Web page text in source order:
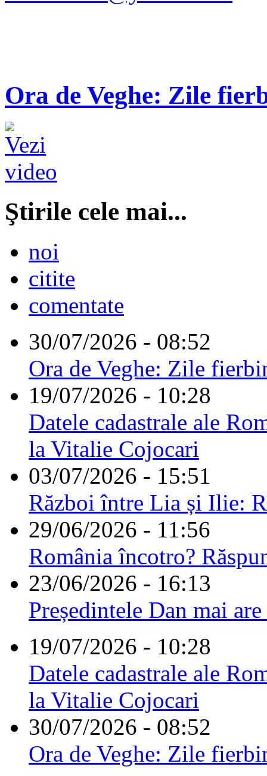
Ora de Veghe: Zile
Ştirile cele mai...
noi
citite
comentate
30/07/2026 - 08:52
Ora de Veghe: Zile
19/07/2026 - 10:28
Datele cadastrale ale
la Vitalie Cojocari
03/07/2026 - 15:51
Război între Lia și Ilie:
29/06/2026 - 11:56
România încotro?
23/06/2026 - 16:13
Președintele Dan mai
19/07/2026 - 10:28
Datele cadastrale ale
la Vitalie Cojocari
30/07/2026 - 08:52
Ora de Veghe: Zile